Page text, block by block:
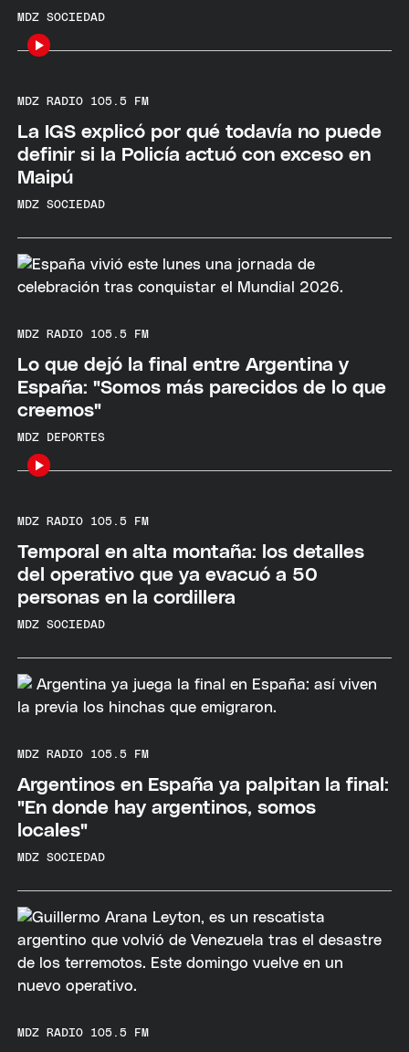
MDZ SOCIEDAD
MDZ RADIO 105.5 FM
La IGS explicó por qué todavía no puede
definir si la Policía actuó con exceso en
Maipú
MDZ SOCIEDAD
MDZ RADIO 105.5 FM
Lo que dejó la final entre Argentina y
España: "Somos más parecidos de lo que
creemos"
MDZ DEPORTES
MDZ RADIO 105.5 FM
Temporal en alta montaña: los detalles
del operativo que ya evacuó a 50
personas en la cordillera
MDZ SOCIEDAD
MDZ RADIO 105.5 FM
Argentinos en España ya palpitan la final:
"En donde hay argentinos, somos
locales"
MDZ SOCIEDAD
MDZ RADIO 105.5 FM